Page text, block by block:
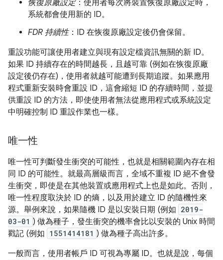
恢復原廠設定：使用者每次將裝置恢復原廠設定時，
系統都會使用新的 ID。
FDR 持續性：ID 在恢復原廠設定後仍會保留。
重設功能可讓使用者建立與現有設定檔資訊無關的新 ID。
如果 ID 持續存在的時間越長，且越可靠 (例如在恢復原廠
設定後仍存在)，使用者就越可能遭到長期追蹤。如果應用
程式重新安裝時會重設 ID，這會縮短 ID 的存續時間，並提
供重設 ID 的方法，即使使用者無法從應用程式或系統設定
中明確控制 ID 重設作業也一樣。
唯一性
唯一性可判斷發生衝突的可能性，也就是相關範圍內存在相
同 ID 的可能性。就最高層級而言，全域不重複 ID 絕不會發
生衝突，即使是在其他裝置或應用程式上也是如此。否則，
唯一性程度取決於 ID 的熵，以及用於建立 ID 的隨機性來
源。舉例來說，如果隨機 ID 是以安裝日期 (例如 2019-
03-01 ) 做為種子，發生衝突的機率會比以安裝的 Unix 時間
戳記 (例如 1551414181 ) 做為種子高出許多。
一般而言，使用者帳戶 ID 可視為專屬 ID。也就是說，每個